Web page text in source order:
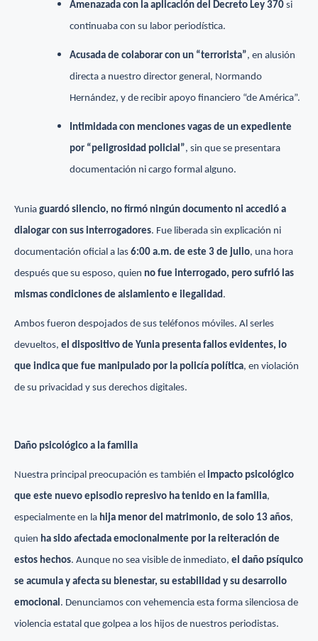
Amenazada con la aplicación del Decreto Ley 370 si
continuaba con su labor periodística.
Acusada de colaborar con un “terrorista”, en alusión
directa a nuestro director general, Normando
Hernández, y de recibir apoyo financiero “de América”.
Intimidada con menciones vagas de un expediente
por “peligrosidad policial”, sin que se presentara
documentación ni cargo formal alguno.
Yunia guardó silencio, no firmó ningún documento ni accedió a
dialogar con sus interrogadores. Fue liberada sin explicación ni
documentación oficial a las 6:00 a.m. de este 3 de julio, una hora
después que su esposo, quien no fue interrogado, pero sufrió las
mismas condiciones de aislamiento e ilegalidad .
Ambos fueron despojados de sus teléfonos móviles. Al serles
devueltos, el dispositivo de Yunia presenta fallos evidentes, lo
que indica que fue manipulado por la policía política, en violación
de su privacidad y sus derechos digitales.
Daño psicológico a la familia
Nuestra principal preocupación es también el impacto psicológico
que este nuevo episodio represivo ha tenido en la familia,
especialmente en la hija menor del matrimonio, de solo 13 años,
quien ha sido afectada emocionalmente por la reiteración de
estos hechos. Aunque no sea visible de inmediato, el daño psíquico
se acumula y afecta su bienestar, su estabilidad y su desarrollo
emocional . Denunciamos con vehemencia esta forma silenciosa de
violencia estatal que golpea a los hijos de nuestros periodistas.